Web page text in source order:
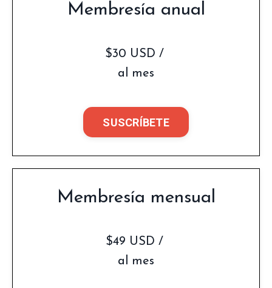
Membresía anual
$30 USD /
al mes
SUSCRÍBETE
Membresía mensual
$49 USD /
al mes